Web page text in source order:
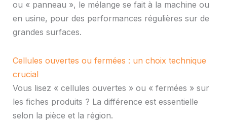
ou « panneau », le mélange se fait à la machine ou
en usine, pour des performances régulières sur de
grandes surfaces.
Cellules ouvertes ou fermées : un choix technique
crucial
Vous lisez « cellules ouvertes » ou « fermées » sur
les fiches produits ? La différence est essentielle
selon la pièce et la région.